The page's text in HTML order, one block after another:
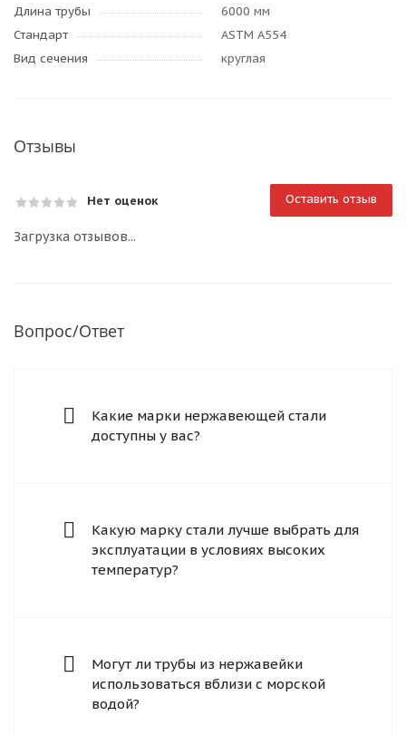
Длина трубы
6000 мм
Стандарт
ASTM A554
Вид сечения
круглая
Отзывы
Нет оценок Оставить отзыв
Загрузка отзывов...
Вопрос/Ответ
Какие марки нержавеющей стали
доступны у вас?
Какую марку стали лучше выбрать для
эксплуатации в условиях высоких
температур?
Могут ли трубы из нержавейки
использоваться вблизи с морской
водой?